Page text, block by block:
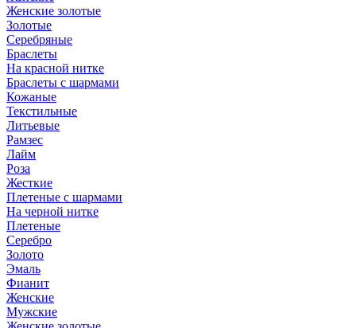
Женские золотые
Золотые
Серебряные
Браслеты
На красной нитке
Браслеты с шармами
Кожаные
Текстильные
Литьевые
Рамзес
Лайм
Роза
Жесткие
Плетеные с шармами
На черной нитке
Плетеные
Серебро
Золото
Эмаль
Фианит
Женские
Мужские